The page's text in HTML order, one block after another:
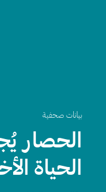
بيانات صحفية
الحصار
الحياة